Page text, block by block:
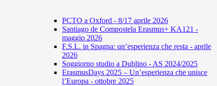
PCTO a Oxford - 8/17 aprile 2026
Santiago de Compostela Erasmus+ KA121 -
maggio 2026
F.S.L. in Spagna: un’esperienza che resta - aprile
2026
Soggiorno studio a Dublino - AS 2024/2025
ErasmusDays 2025 – Un’esperienza che unisce
l’Europa - ottobre 2025